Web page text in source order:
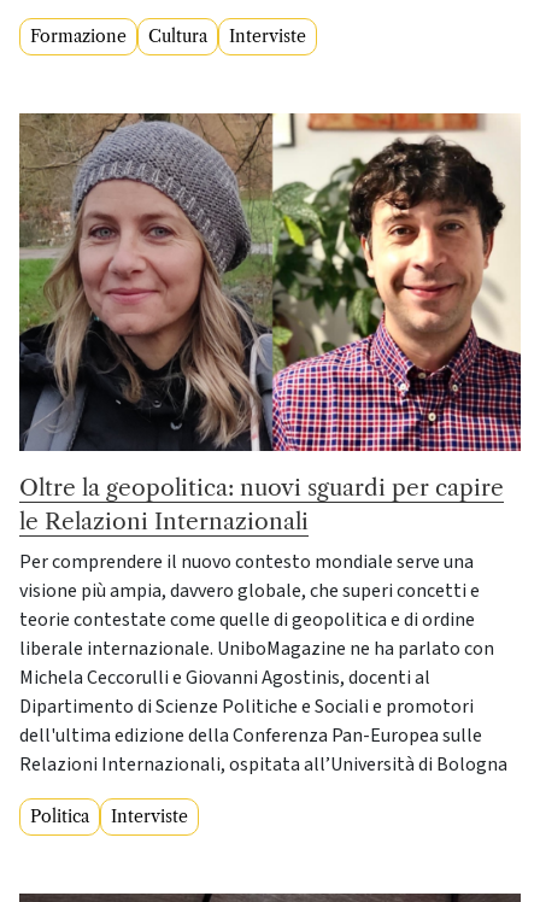
Formazione Cultura Interviste
Oltre la geopolitica: nuovi sguardi per capire
le Relazioni Internazionali
Per comprendere il nuovo contesto mondiale serve una
visione più ampia, davvero globale, che superi concetti e
teorie contestate come quelle di geopolitica e di ordine
liberale internazionale. UniboMagazine ne ha parlato con
Michela Ceccorulli e Giovanni Agostinis, docenti al
Dipartimento di Scienze Politiche e Sociali e promotori
dell'ultima edizione della Conferenza Pan-Europea sulle
Relazioni Internazionali, ospitata all’Università di Bologna
Politica Interviste